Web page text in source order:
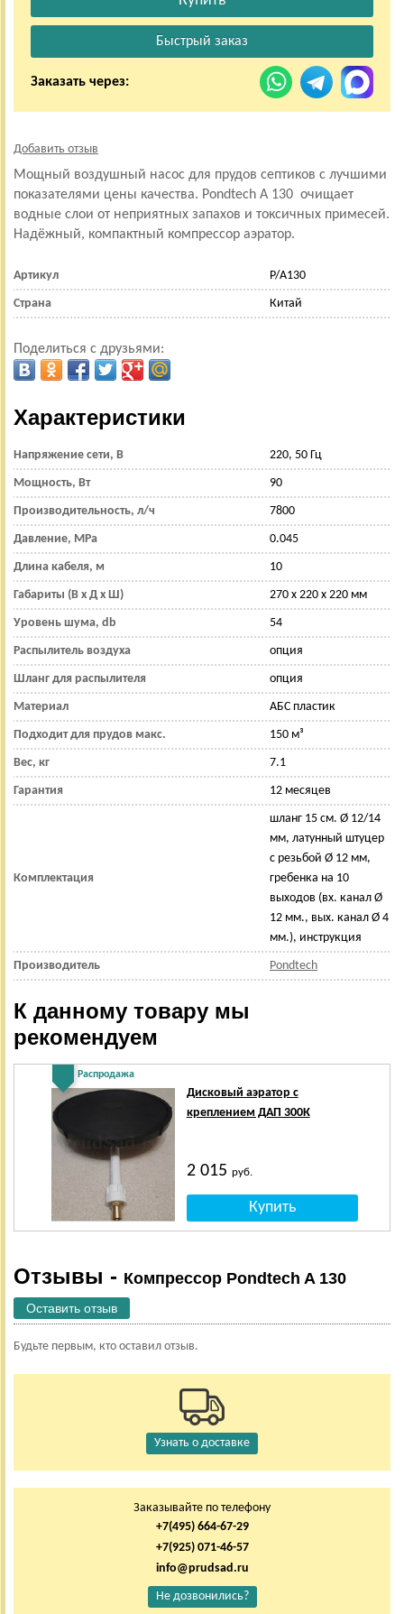
Заказать через:
Добавить отзыв
Мощный воздушный насос для прудов септиков с лучшими
показателями цены качества. Pondtech A 130 очищает
водные слои от неприятных запахов и токсичных примесей.
Надёжный, компактный компрессор аэратор.
Артикул P/A130
Страна Китай
Поделиться с друзьями:
Характеристики
Напряжение сети, В 220, 50 Гц
Мощность, Вт 90
Производительность, л/ч 7800
Давление, MPa 0.045
Длина кабеля, м 10
Габариты (В x Д x Ш) 270 x 220 x 220 мм
Уровень шума, db 54
Распылитель воздуха опция
Шланг для распылителя опция
Материал АБС пластик
Подходит для прудов макс. 150 м³
Вес, кг 7.1
Гарантия 12 месяцев
Комплектация
шланг 15 см. Ø 12/14
мм, латунный штуцер
с резьбой Ø 12 мм,
гребенка на 10
выходов (вх. канал Ø
12 мм., вых. канал Ø 4
мм.), инструкция
Производитель Pondtech
К данному товару мы
рекомендуем
Распродажа
Дисковый аэратор с
креплением ДАП 300К
2 015 руб.
Отзывы - Компрессор Pondtech A 130
Оставить отзыв
Будьте первым, кто оставил отзыв.
Узнать о доставке
Заказывайте по телефону
+7(495) 664-67-29
+7(925) 071-46-57
info@prudsad.ru
Не дозвонились?